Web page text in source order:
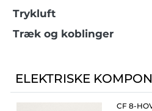
Trykluft
Træk og koblinger
ELEKTRISKE
CF 8-